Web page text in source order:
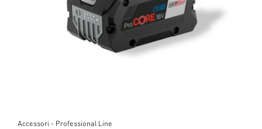
Accessori - Professional Line